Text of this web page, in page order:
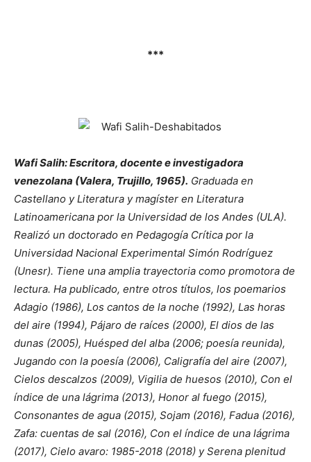
***
Wafi Salih: Escritora, docente e investigadora
venezolana (Valera, Trujillo, 1965). Graduada en
Castellano y Literatura y magíster en Literatura
Latinoamericana por la Universidad de los Andes (ULA).
Realizó un doctorado en Pedagogía Crítica por la
Universidad Nacional Experimental Simón Rodríguez
(Unesr). Tiene una amplia trayectoria como promotora de
lectura. Ha publicado, entre otros títulos, los poemarios
Adagio (1986), Los cantos de la noche (1992), Las horas
del aire (1994), Pájaro de raíces (2000), El dios de las
dunas (2005), Huésped del alba (2006; poesía reunida),
Jugando con la poesía (2006), Caligrafía del aire (2007),
Cielos descalzos (2009), Vigilia de huesos (2010), Con el
índice de una lágrima (2013), Honor al fuego (2015),
Consonantes de agua (2015), Sojam (2016), Fadua (2016),
Zafa: cuentas de sal (2016), Con el índice de una lágrima
(2017), Cielo avaro: 1985-2018 (2018) y Serena plenitud